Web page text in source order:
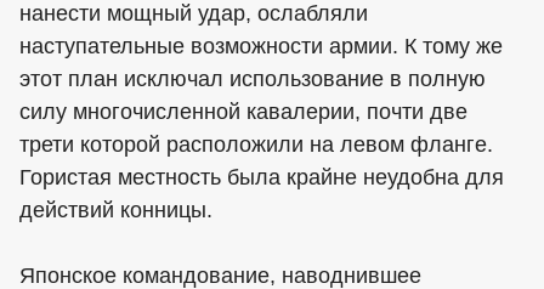
нанести мощный удар, ослабляли
наступательные возможности армии. К тому же
этот план исключал использование в полную
силу многочисленной кавалерии, почти две
трети которой расположили на левом фланге.
Гористая местность была крайне неудобна для
действий конницы.
Японское командование, наводнившее